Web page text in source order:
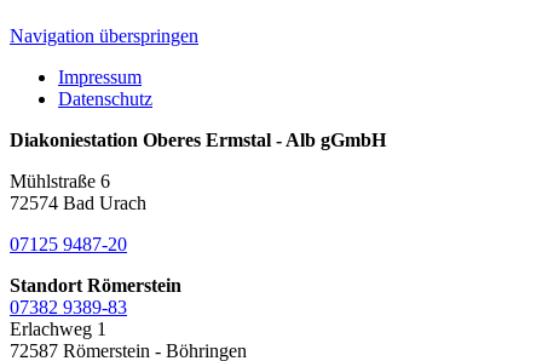
Navigation überspringen
Impressum
Datenschutz
Diakoniestation Oberes Ermstal - Alb gGmbH
Mühlstraße 6
72574 Bad Urach
07125 9487-20
Standort Römerstein
07382 9389-83
Erlachweg 1
72587 Römerstein - Böhringen